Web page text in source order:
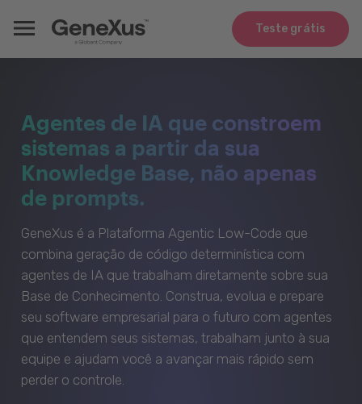
Teste grátis
Agentes de IA que constroem
sistemas a partir da sua
Knowledge Base, não apenas
de prompts.
GeneXus é a Plataforma Agentic Low-Code que
combina geração de código determinística com
agentes de IA que trabalham diretamente sobre sua
Base de Conhecimento. Construa, evolua e prepare
seu software empresarial para o futuro com agentes
que entendem seus sistemas, trabalham junto à sua
equipe e ajudam você a avançar mais rápido sem
perder o controle.